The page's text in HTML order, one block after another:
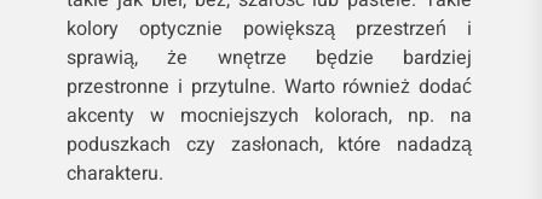
kolory optycznie powiększą przestrzeń i
sprawią, że wnętrze będzie bardziej
przestronne i przytulne. Warto również dodać
akcenty w mocniejszych kolorach, np. na
poduszkach czy zasłonach, które nadadzą
charakteru.